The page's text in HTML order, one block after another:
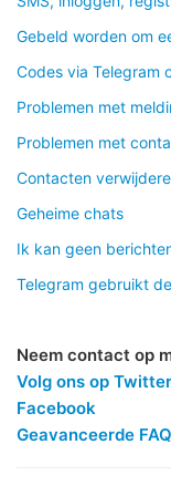
Gebeld worden om
Codes via Telegram
Problemen met
Problemen met
Contacten
Geheime chats
Ik kan geen
Telegram gebruikt
Neem contact op
Volg ons op Twitter
Facebook
Geavanceerde FAQ